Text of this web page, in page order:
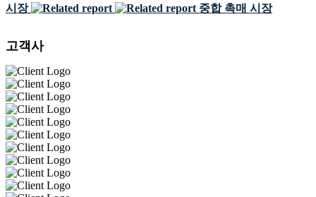
시장
중합 촉매 시장
고객사